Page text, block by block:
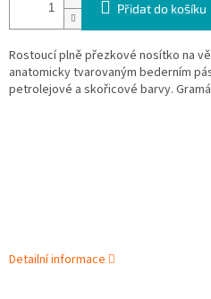
Přidat do košíku
Rostoucí plně přezkové nosítko na
anatomicky tvarovaným bederním
petrolejové a skořicové barvy.
Detailní informace